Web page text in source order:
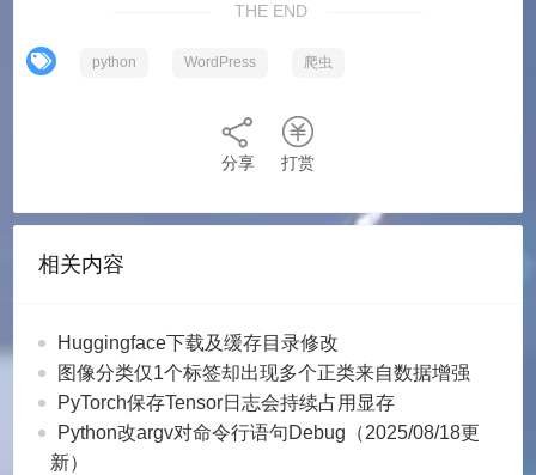
        article_num = 1
    else:
    html = ask_url_get_html(page_url)
url = get_url_from_homepage(html,
for pos in range(article_num - 1, -
print('第{0}篇文章的html文本获取
html =
print('获取成功，文章标题已粘贴至剪切
        pyperclip.copy(html_data[0])
        input("按下回车复制文章内容。")
        pyperclip.copy(html_data[1])
input("已获取文章内容，按下回车继续。
THE END
python WordPress 爬虫
分享 打赏
相关内容
Huggingface下载及缓存目录修改
图像分类仅1个标签却出现多个正类来自数据增强
PyTorch保存Tensor日志会持续占用显存
Python改argv对命令行语句Debug（2025/08/18更
新）